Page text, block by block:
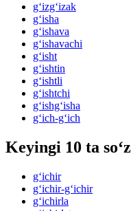
g‘izg‘izak
g‘isha
g‘ishava
g‘ishavachi
g‘isht
g‘ishtin
g‘ishtli
g‘ishtchi
g‘ishg‘isha
g‘ich-g‘ich
Keyingi 10 ta so‘z
g‘ichir
g‘ichir-g‘ichir
g‘ichirla